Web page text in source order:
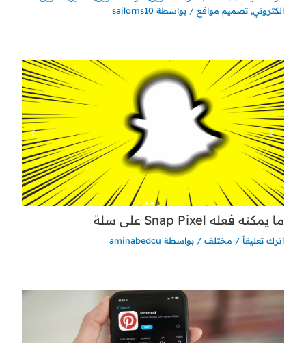
الكتروني, تصميم مواقع / بواسطة sailorns10
ما يمكنه فعله Snap Pixel على سلة
اترك تعليقاً / مختلف/ بواسطة aminabedcu